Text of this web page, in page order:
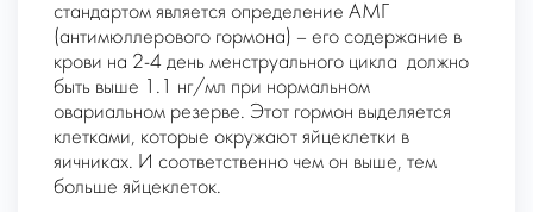
стандартом является определение АМГ
(антимюллерового гормона) – его содержание в
крови на 2-4 день менструального цикла должно
быть выше 1.1 нг/мл при нормальном
овариальном резерве. Этот гормон выделяется
клетками, которые окружают яйцеклетки в
яичниках. И соответственно чем он выше, тем
больше яйцеклеток.